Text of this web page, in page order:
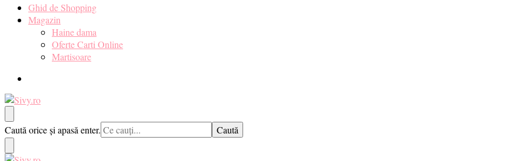
Ghid de Shopping
Magazin
Haine dama
Oferte Carti Online
Martisoare
Sivy.ro ❤️
Sivy.ro este un sursa de inspiratie si un ghid de cumparare online pentru tine. ❤️
Cauți
ceva?
Caută orice și apasă enter.